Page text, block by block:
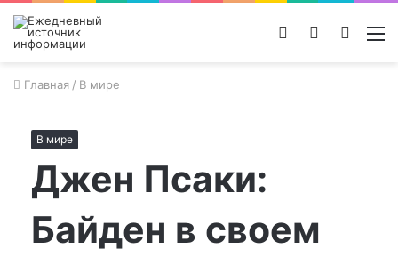
Поиск
Switch
Войти
Главная / В мире
В мире
Джен Псаки:
Байден в своем